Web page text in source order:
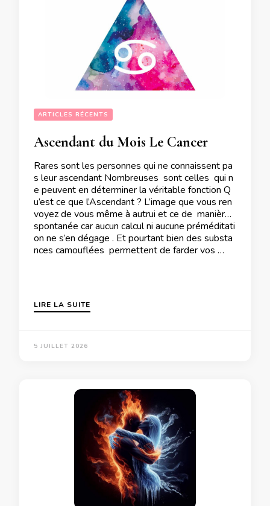
ARTICLES RÉCENTS
Ascendant du Mois Le Cancer
Rares sont les personnes qui ne connaissent pa
s leur ascendant Nombreuses sont celles qui n
e peuvent en déterminer la véritable fonction Q
u’est ce que l’Ascendant ? L’image que vous ren
voyez de vous même à autrui et ce de manière
spontanée car aucun calcul ni aucune préméditati
on ne s’en dégage . Et pourtant bien des substa
nces camouflées permettent de farder vos …
LIRE LA SUITE
5 JUILLET 2026